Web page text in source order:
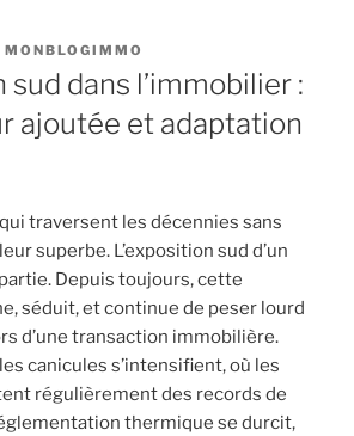
MONBLOGIMMO
sud dans l’immobilier :
ajoutée et adaptation
traversent les décennies sans
superbe. L’exposition sud d’un
Depuis toujours, cette
séduit, et continue de peser lourd
d’une transaction immobilière.
canicules s’intensifient, où les
régulièrement des records de
thermique se durcit,